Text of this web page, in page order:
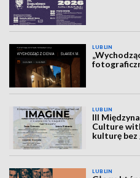
LUBLIN
LUBLIN
III
Culture
kulturę bez
LUBLIN